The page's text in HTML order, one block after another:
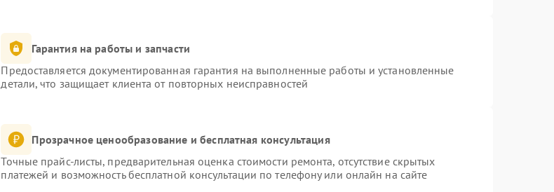
Гарантия на работы и запчасти
Предоставляется документированная гарантия на выполненные работы и установленные
детали, что защищает клиента от повторных неисправностей
Прозрачное ценообразование и бесплатная консультация
Точные прайс-листы, предварительная оценка стоимости ремонта, отсутствие скрытых
платежей и возможность бесплатной консультации по телефону или онлайн на сайте